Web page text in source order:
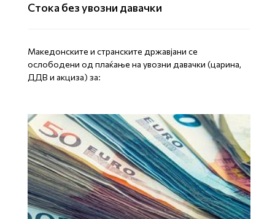
Стока без увозни давачки
Mакедонските и странските државјани се
ослободени од плаќање на увозни давачки (царина,
ДДВ и акциза) за: